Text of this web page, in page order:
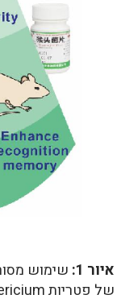
איור 1:
שימוש
של פטריות Hericium .